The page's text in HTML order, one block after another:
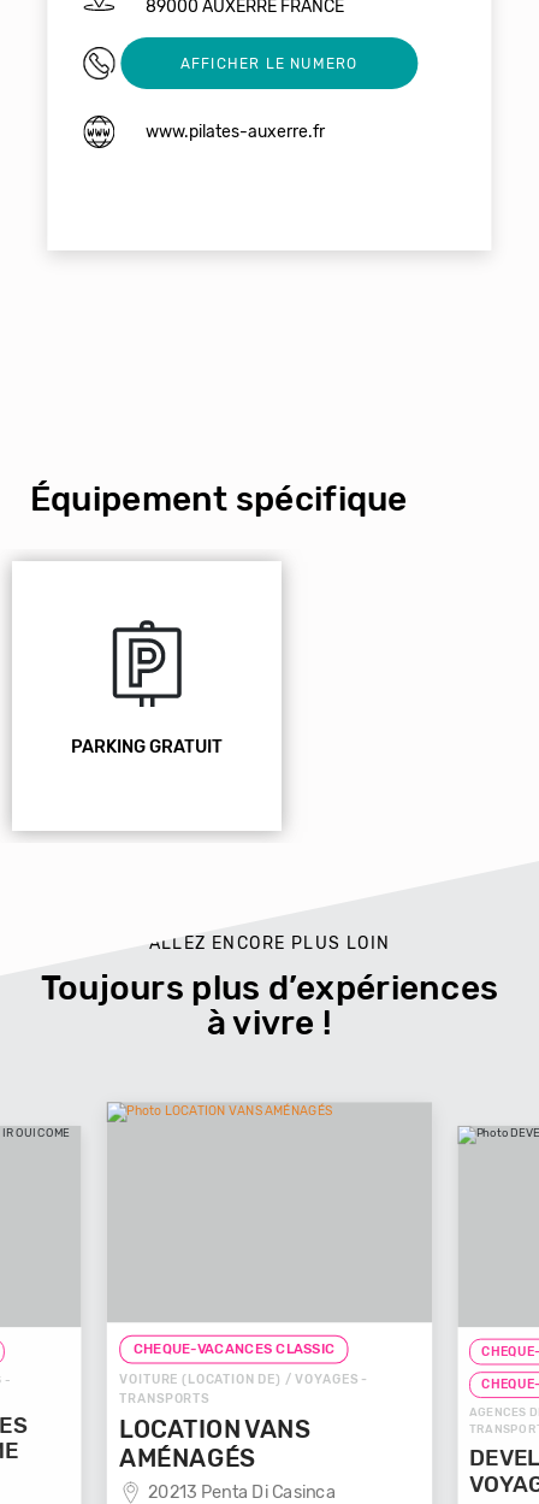
89000 AUXERRE FRANCE
0668181503
AFFICHER LE NUMERO
www.pilates-auxerre.fr
Équipement spécifique
PARKING GRATUIT
ALLEZ ENCORE PLUS LOIN
Toujours plus d’expériences
à vivre !
-
CHEQUE-VACANCES CLASSIC
VOITURE (LOCATION DE) / VOYAGES -
TRANSPORTS
LOCATION VANS
AMÉNAGÉS
20213 Penta Di Casinca
AGENCES